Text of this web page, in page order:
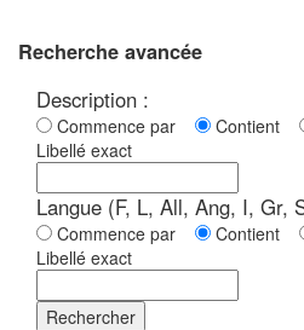
Recherche avancée
Description :
Commence par Contient
Libellé exact
Langue (F, L, All, Ang, I, Gr,
Commence par Contient
Libellé exact
Rechercher